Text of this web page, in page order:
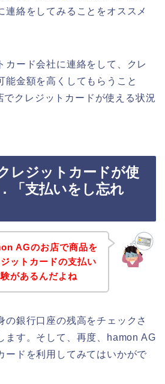
連絡をしてみることをオススメ
カード会社に連絡をして、クレ
能金額を高くしてもらうこと
でクレジットカードが使える状況
レジットカードが使
「支払いをし忘れ
AGのお店で商品を
ットカードの支払い
があるんだよね
の銀行口座の残高をチェックさ
ます。そして、再度、hamon AG
ードを利用してみてはいかがで